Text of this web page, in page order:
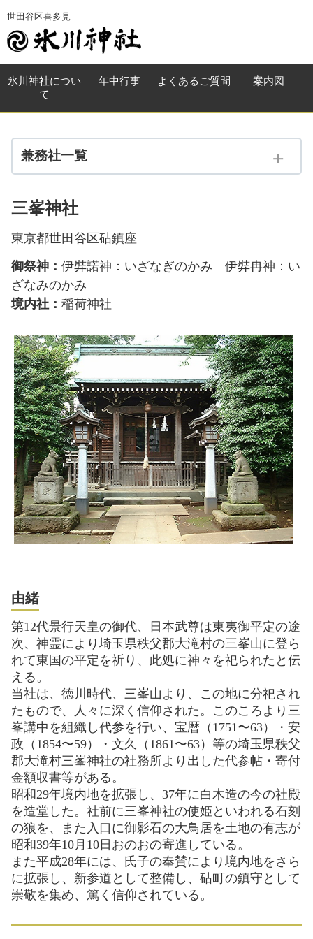
世田谷区喜多見
氷川神社につい
て
年中行事 よくある ご質問 案内図
兼務社一覧
大蔵 氷川神社
宇奈根 氷川神社
神明社
三峯神社
稲荷神社
八幡神社
天神社
諏訪神社
須賀神社
三峯神社
東京都世田谷区砧鎮座
御祭神： 伊弉諾神：いざなぎのかみ 伊弉冉神：い
ざなみのかみ
境内社： 稲荷神社
由緒
第12代景行天皇の御代、日本武尊は東夷御平定の途
次、神霊により埼玉県秩父郡大滝村の三峯山に登ら
れて東国の平定を祈り、此処に神々を祀られたと伝
える。
当社は、徳川時代、三峯山より、この地に分祀され
たもので、人々に深く信仰された。このころより三
峯講中を組織し代参を行い、宝暦（1751〜63）・安
政（1854〜59）・文久（1861〜63）等の埼玉県秩父
郡大滝村三峯神社の社務所より出した代参帖・寄付
金額収書等がある。
昭和29年境内地を拡張し、37年に白木造の今の社殿
を造堂した。社前に三峯神社の使姫といわれる石刻
の狼を、また入口に御影石の大鳥居を土地の有志が
昭和39年10月10日おのおの寄進している。
また平成28年には、氏子の奉賛により境内地をさら
に拡張し、新参道として整備し、砧町の鎮守として
崇敬を集め、篤く信仰されている。